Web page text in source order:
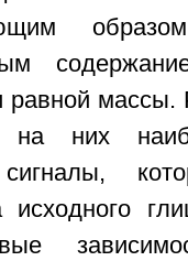
равной массы.
на них
сигналы,
исходного